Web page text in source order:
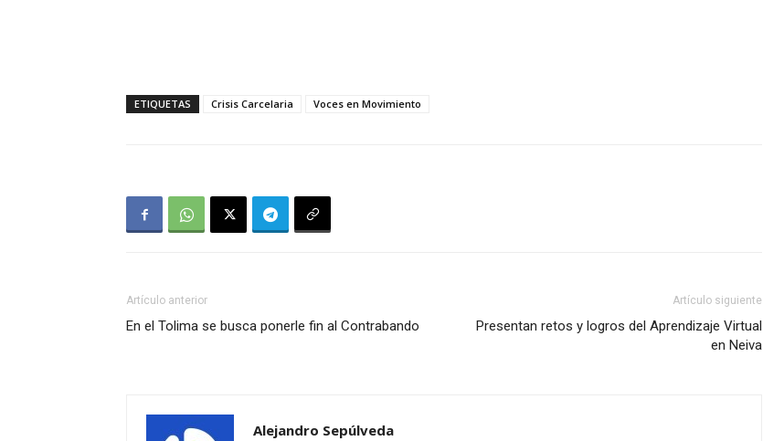
ETIQUETAS Crisis Carcelaria Voces en Movimiento
Artículo anterior
En el Tolima se busca ponerle fin al Contrabando
Artículo siguiente
Presentan retos y logros del Aprendizaje Virtual
en Neiva
Alejandro Sepúlveda